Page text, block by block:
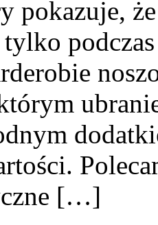
pokazuje,
[…]